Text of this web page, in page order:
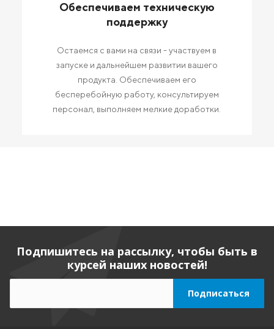
Обеспечиваем техническую
поддержку
Остаемся с вами на связи - участвуем в
запуске и дальнейшем развитии вашего
продукта. Обеспечиваем его
бесперебойную работу, консультируем
персонал, выполняем мелкие доработки.
Подпишитесь на рассылку, чтобы быть в
курсей наших новостей!